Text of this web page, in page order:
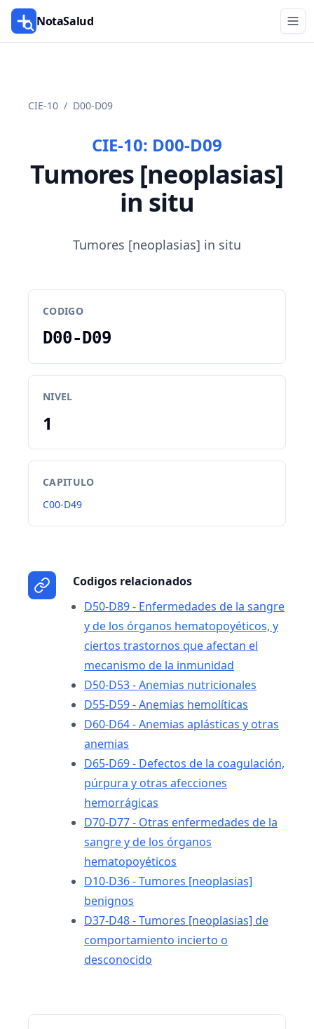
NotaSalud
CIE-10 / D00-D09
CIE-10: D00-D09
Tumores [neoplasias]
in situ
Tumores [neoplasias] in situ
CODIGO
D00-D09
NIVEL
1
CAPITULO
C00-D49
Codigos relacionados
D50-D89 - Enfermedades de la sangre
y de los órganos hematopoyéticos, y
ciertos trastornos que afectan el
mecanismo de la inmunidad
D50-D53 - Anemias nutricionales
D55-D59 - Anemias hemolíticas
D60-D64 - Anemias aplásticas y otras
anemias
D65-D69 - Defectos de la coagulación,
púrpura y otras afecciones
hemorrágicas
D70-D77 - Otras enfermedades de la
sangre y de los órganos
hematopoyéticos
D10-D36 - Tumores [neoplasias]
benignos
D37-D48 - Tumores [neoplasias] de
comportamiento incierto o
desconocido